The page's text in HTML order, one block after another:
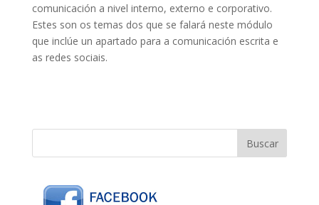
comunicación a nivel interno, externo e corporativo.
Estes son os temas dos que se falará neste módulo
que inclúe un apartado para a comunicación escrita e
as redes sociais.